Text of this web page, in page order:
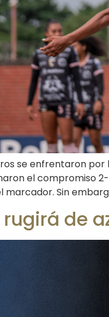
se enfrentaron
el compromiso
marcador. Sin
rugirá